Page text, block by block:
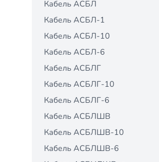
Кабель АСБЛ
Кабель АСБЛ-1
Кабель АСБЛ-10
Кабель АСБЛ-6
Кабель АСБЛГ
Кабель АСБЛГ-10
Кабель АСБЛГ-6
Кабель АСБЛШВ
Кабель АСБЛШВ-10
Кабель АСБЛШВ-6